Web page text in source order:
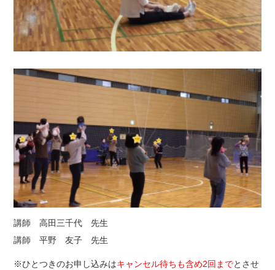
講師 高田三千代 先生
講師 平野 友子 先生
※ひとつきのお申し込みはキャンセル待ちも含め2回までとさせ